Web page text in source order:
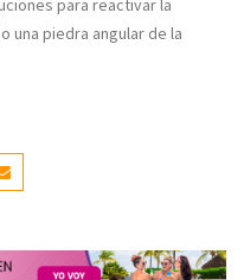
para reactivar la
una piedra angular de la